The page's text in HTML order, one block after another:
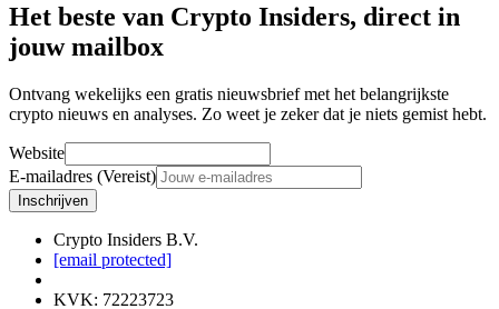
Het beste van Crypto Insiders, direct in
jouw mailbox
Ontvang wekelijks een gratis nieuwsbrief met het belangrijkste
crypto nieuws en analyses. Zo weet je zeker dat je niets gemist hebt.
Website
E-mailadres (Vereist)
Inschrijven
Crypto Insiders B.V.
[email protected]
KVK: 72223723